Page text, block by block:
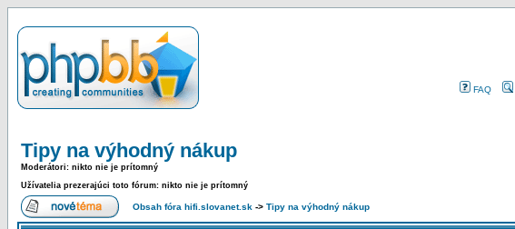
FAQ
Tipy na výhodný nákup
Moderátori: nikto nie je prítomný
Užívatelia prezerajúci toto fórum: nikto nie je prítomný
Obsah fóra hifi.slovanet.sk -> Tipy na výhodný nákup